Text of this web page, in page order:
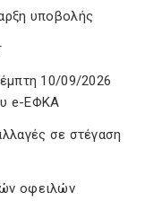
υποβολής
10/09/2026
e-ΕΦΚΑ
σε στέγαση
οφειλών